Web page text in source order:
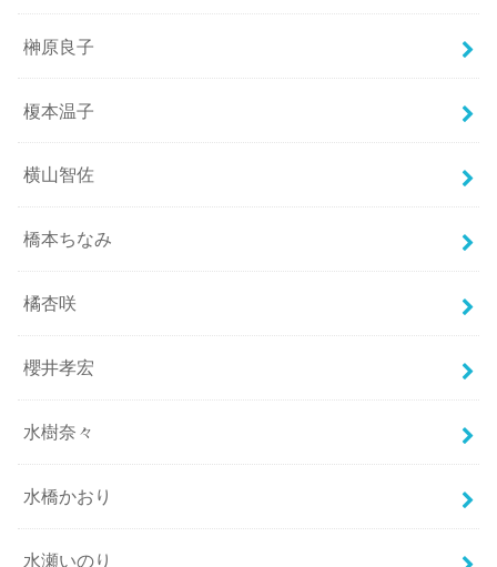
榊原良子
榎本温子
横山智佐
橋本ちなみ
橘杏咲
櫻井孝宏
水樹奈々
水橋かおり
水瀬いのり